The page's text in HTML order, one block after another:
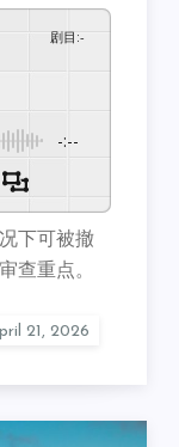
剧目 :-
-:--
下可被撤
查重点。